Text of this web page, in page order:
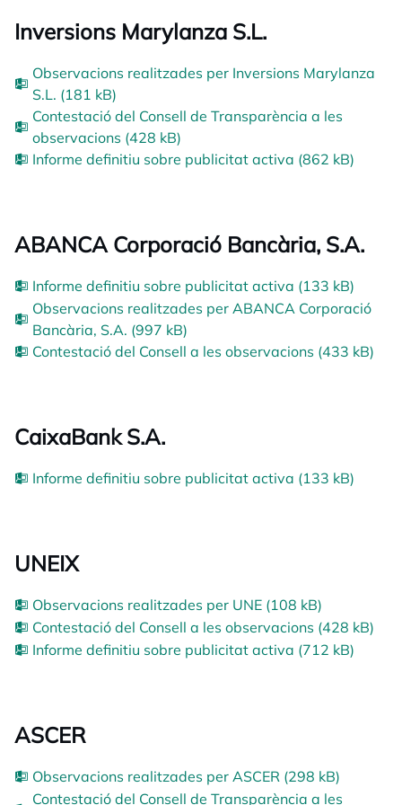
Inversions Marylanza S.L.
Observacions realitzades per Inversions Marylanza
S.L. (181 kB)
Contestació del Consell de Transparència a les
observacions (428 kB)
Informe definitiu sobre publicitat activa (862 kB)
ABANCA Corporació Bancària, S.A.
Informe definitiu sobre publicitat activa (133 kB)
Observacions realitzades per ABANCA Corporació
Bancària, S.A. (997 kB)
Contestació del Consell a les observacions (433 kB)
CaixaBank S.A.
Informe definitiu sobre publicitat activa (133 kB)
UNEIX
Observacions realitzades per UNE (108 kB)
Contestació del Consell a les observacions (428 kB)
Informe definitiu sobre publicitat activa (712 kB)
ASCER
Observacions realitzades per ASCER (298 kB)
Contestació del Consell de Transparència a les